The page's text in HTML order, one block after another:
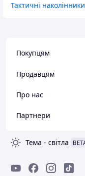
Тактичні
Покупцям
Продавцям
Про нас
Партнери
Тема - світла